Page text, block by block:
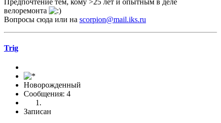
Предпочтение тем, кому >25 лет и опытным в деле
велоремонта
Вопросы сюда или на scorpion@mail.iks.ru
Trig
Новорожденный
Сообщения: 4
Записан